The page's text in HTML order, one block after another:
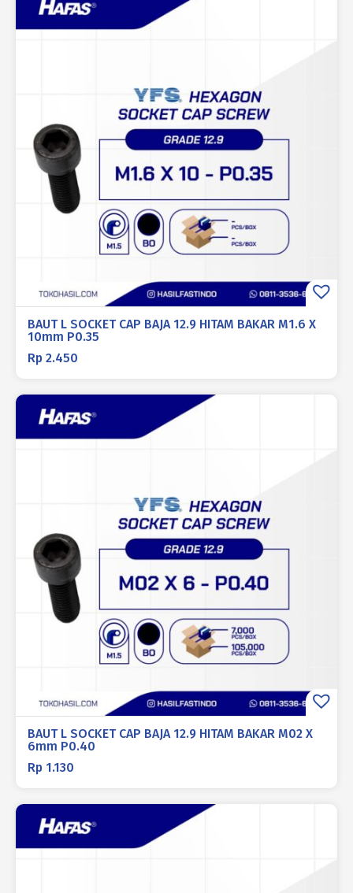
BAUT L SOCKET CAP BAJA 12.9 HITAM BAKAR M1.6 X
10mm P0.35
Rp 2.450
BAUT L SOCKET CAP BAJA 12.9 HITAM BAKAR M02 X
6mm P0.40
Rp 1.130